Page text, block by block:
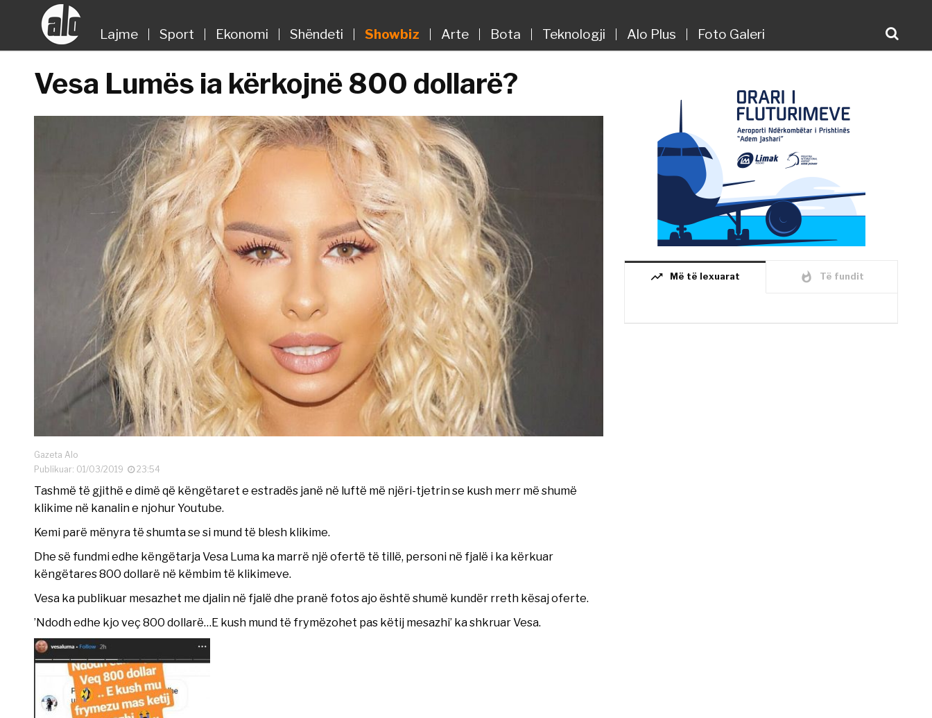
Lajme Sport Ekonomi Shëndeti Showbiz Arte Bota Teknologji Alo Plus Foto Galeri
Vesa Lumës ia kërkojnë 800 dollarë?
Gazeta Alo
Publikuar: 01/03/2019
23:54
Tashmë të gjithë e dimë që këngëtaret e estradës janë në luftë më njëri-tjetrin se kush merr më shumë
klikime në kanalin e njohur Youtube.
Kemi parë mënyra të shumta se si mund të blesh klikime.
Dhe së fundmi edhe këngëtarja Vesa Luma ka marrë një ofertë të tillë, personi në fjalë i ka kërkuar
këngëtares 800 dollarë në këmbim të klikimeve.
Vesa ka publikuar mesazhet me djalin në fjalë dhe pranë fotos ajo është shumë kundër rreth kësaj oferte.
’Ndodh edhe kjo veç 800 dollarë…E kush mund të frymëzohet pas këtij mesazhi’ ka shkruar Vesa.
trending_up Më të lexuarat whatshot Të fundit